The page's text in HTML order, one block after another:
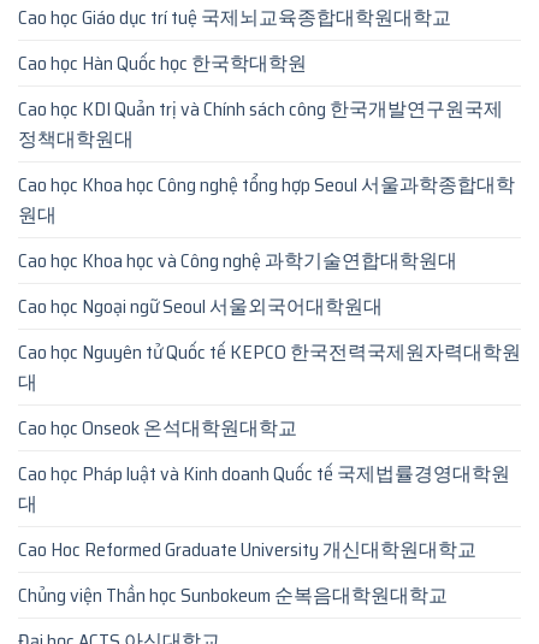
Cao học Giáo dục trí tuệ 국제뇌교육종합대학원대학교
Cao học Hàn Quốc học 한국학대학원
Cao học KDI Quản trị và Chính sách công 한국개발연구원국제
정책대학원대
Cao học Khoa học Công nghệ tổng hợp Seoul 서울과학종합대학
원대
Cao học Khoa học và Công nghệ 과학기술연합대학원대
Cao học Ngoại ngữ Seoul 서울외국어대학원대
Cao học Nguyên tử Quốc tế KEPCO 한국전력국제원자력대학원
대
Cao học Onseok 온석대학원대학교
Cao học Pháp luật và Kinh doanh Quốc tế 국제법률경영대학원
대
Cao Hoc Reformed Graduate University 개신대학원대학교
Chủng viện Thần học Sunbokeum 순복음대학원대학교